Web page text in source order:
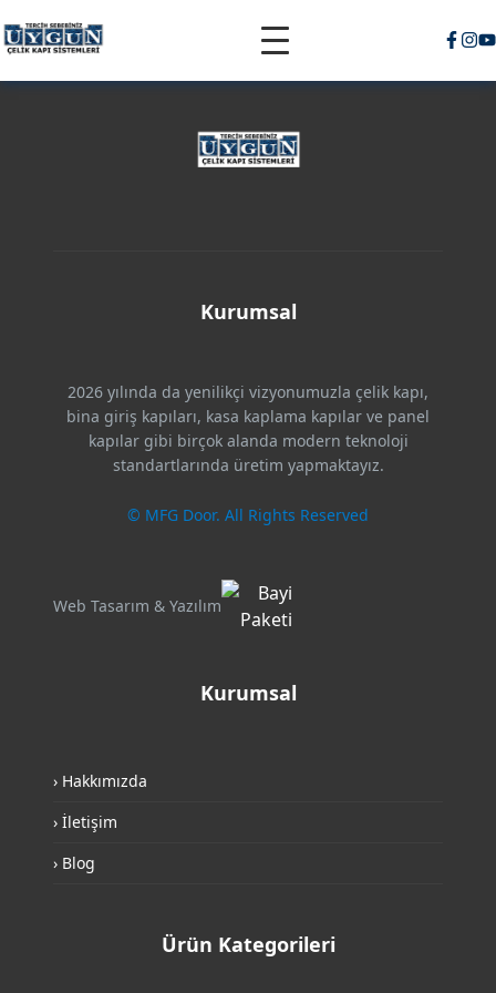
Kurumsal
2026 yılında da yenilikçi vizyonumuzla çelik kapı,
bina giriş kapıları, kasa kaplama kapılar ve panel
kapılar gibi birçok alanda modern teknoloji
standartlarında üretim yapmaktayız.
© MFG Door. All Rights Reserved
Web Tasarım & Yazılım
Kurumsal
› Hakkımızda
› İletişim
› Blog
Ürün Kategorileri